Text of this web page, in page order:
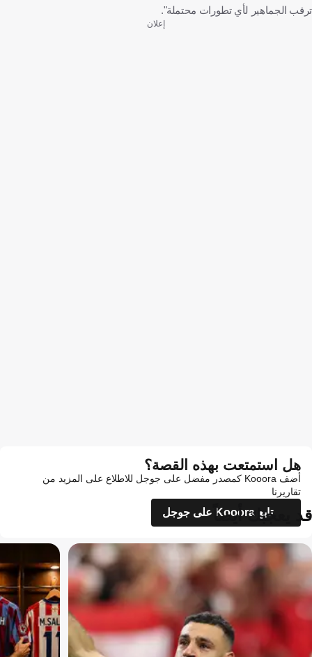
ترقب الجماهير لأي تطورات محتملة".
إعلان
هل استمتعت بهذه القصة؟
أضف Kooora كمصدر مفضل على جوجل للاطلاع على المزيد من
تقاريرنا
تابع Kooora على جوجل
قد يعجبك أيضاً